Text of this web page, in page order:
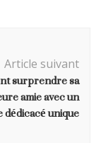
Article suivant
surprendre sa
amie avec un
unique